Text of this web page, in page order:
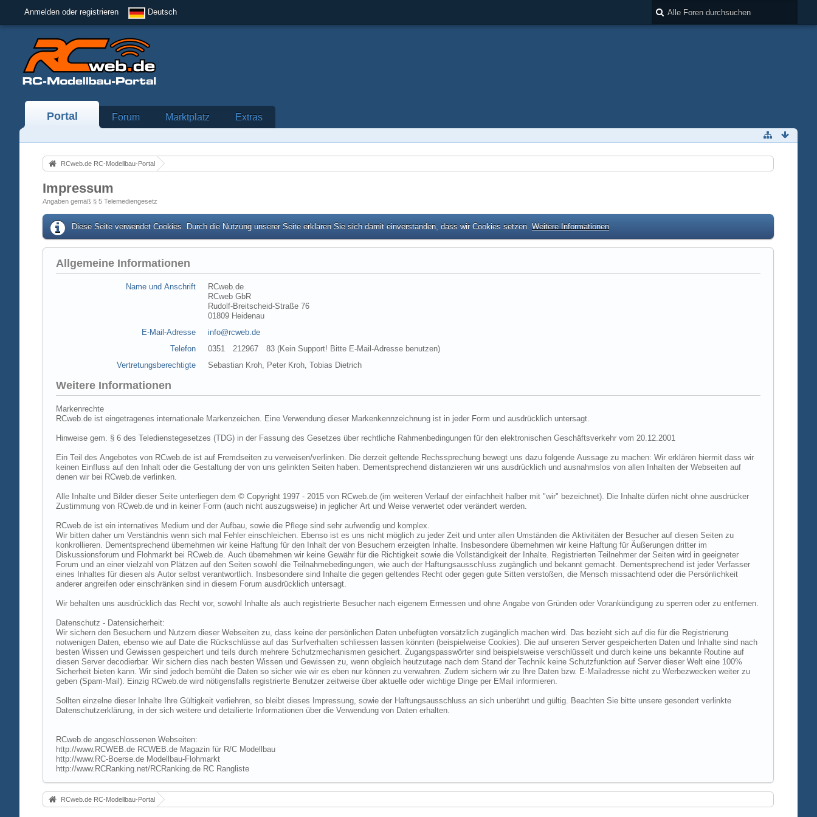
Anmelden oder registrieren Deutsch
Portal Forum Marktplatz Extras
RCweb.de RC-Modellbau-Portal
Impressum
Angaben gemäß § 5 Telemediengesetz
Diese Seite verwendet Cookies. Durch die Nutzung unserer Seite erklären Sie sich damit einverstanden, dass wir Cookies setzen. Weitere Informationen
Allgemeine Informationen
Name und Anschrift
RCweb.de
RCweb GbR
Rudolf-Breitscheid-Straße 76
01809 Heidenau
E-Mail-Adresse
info@rcweb.de
Telefon
0351 212967 83 (Kein Support! Bitte E-Mail-Adresse benutzen)
Vertretungsberechtigte
Sebastian Kroh, Peter Kroh, Tobias Dietrich
Weitere Informationen
Markenrechte
RCweb.de ist eingetragenes internationale Markenzeichen. Eine Verwendung dieser Markenkennzeichnung ist in jeder Form und ausdrücklich untersagt.
Hinweise gem. § 6 des Teledienstegesetzes (TDG) in der Fassung des Gesetzes über rechtliche Rahmenbedingungen für den elektronischen Geschäftsverkehr vom 20.12.2001
Ein Teil des Angebotes von RCweb.de ist auf Fremdseiten zu verweisen/verlinken. Die derzeit geltende Rechssprechung bewegt uns dazu folgende Aussage zu machen: Wir erklären hiermit dass wir
keinen Einfluss auf den Inhalt oder die Gestaltung der von uns gelinkten Seiten haben. Dementsprechend distanzieren wir uns ausdrücklich und ausnahmslos von allen Inhalten der Webseiten auf
denen wir bei RCweb.de verlinken.
Alle Inhalte und Bilder dieser Seite unterliegen dem © Copyright 1997 - 2015 von RCweb.de (im weiteren Verlauf der einfachheit halber mit "wir" bezeichnet). Die Inhalte dürfen nicht ohne ausdrücker
Zustimmung von RCweb.de und in keiner Form (auch nicht auszugsweise) in jeglicher Art und Weise verwertet oder verändert werden.
RCweb.de ist ein internatives Medium und der Aufbau, sowie die Pflege sind sehr aufwendig und komplex.
Wir bitten daher um Verständnis wenn sich mal Fehler einschleichen. Ebenso ist es uns nicht möglich zu jeder Zeit und unter allen Umständen die Aktivitäten der Besucher auf diesen Seiten zu
konkrollieren. Dementsprechend übernehmen wir keine Haftung für den Inhalt der von Besuchern erzeigten Inhalte. Insbesondere übernehmen wir keine Haftung für Äußerungen dritter im
Diskussionsforum und Flohmarkt bei RCweb.de. Auch übernehmen wir keine Gewähr für die Richtigkeit sowie die Vollständigkeit der Inhalte. Registrierten Teilnehmer der Seiten wird in geeigneter
Forum und an einer vielzahl von Plätzen auf den Seiten sowohl die Teilnahmebedingungen, wie auch der Haftungsausschluss zugänglich und bekannt gemacht. Dementsprechend ist jeder Verfasser
eines Inhaltes für diesen als Autor selbst verantwortlich. Insbesondere sind Inhalte die gegen geltendes Recht oder gegen gute Sitten verstoßen, die Mensch missachtend oder die Persönlichkeit
anderer angreifen oder einschränken sind in diesem Forum ausdrücklich untersagt.
Wir behalten uns ausdrücklich das Recht vor, sowohl Inhalte als auch registrierte Besucher nach eigenem Ermessen und ohne Angabe von Gründen oder Vorankündigung zu sperren oder zu entfernen.
Datenschutz - Datensicherheit:
Wir sichern den Besuchern und Nutzern dieser Webseiten zu, dass keine der persönlichen Daten unbefügten vorsätzlich zugänglich machen wird. Das bezieht sich auf die für die Registrierung
notwenigen Daten, ebenso wie auf Date die Rückschlüsse auf das Surfverhalten schliessen lassen könnten (beispielweise Cookies). Die auf unseren Server gespeicherten Daten und Inhalte sind nach
besten Wissen und Gewissen gespeichert und teils durch mehrere Schutzmechanismen gesichert. Zugangspasswörter sind beispielsweise verschlüsselt und durch keine uns bekannte Routine auf
diesen Server decodierbar. Wir sichern dies nach besten Wissen und Gewissen zu, wenn obgleich heutzutage nach dem Stand der Technik keine Schutzfunktion auf Server dieser Welt eine 100%
Sicherheit bieten kann. Wir sind jedoch bemüht die Daten so sicher wie wir es eben nur können zu verwahren. Zudem sichern wir zu Ihre Daten bzw. E-Mailadresse nicht zu Werbezwecken weiter zu
geben (Spam-Mail). Einzig RCweb.de wird nötigensfalls registrierte Benutzer zeitweise über aktuelle oder wichtige Dinge per EMail informieren.
Sollten einzelne dieser Inhalte Ihre Gültigkeit verliehren, so bleibt dieses Impressung, sowie der Haftungsausschluss an sich unberührt und gültig. Beachten Sie bitte unsere gesondert verlinkte
Datenschutzerklärung, in der sich weitere und detailierte Informationen über die Verwendung von Daten erhalten.
RCweb.de angeschlossenen Webseiten:
http://www.RCWEB.de RCWEB.de Magazin für R/C Modellbau
http://www.RC-Boerse.de Modellbau-Flohmarkt
http://www.RCRanking.net/RCRanking.de RC Rangliste
RCweb.de RC-Modellbau-Portal